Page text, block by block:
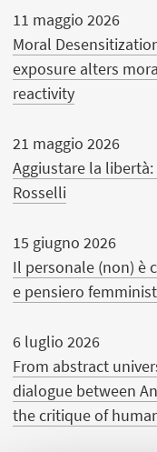
11 maggio 2026
Moral
exposure alters
reactivity
21 maggio 2026
Aggiustare la
Rosselli
15 giugno 2026
Il personale (non) è
e pensiero
6 luglio 2026
From abstract
dialogue between
the critique of